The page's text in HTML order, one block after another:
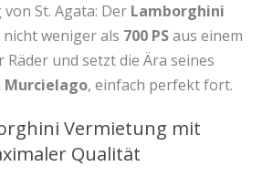
St. Agata: Der Lamborghini
nicht weniger als 700 PSaus einem
und setzt die Ära seines
Murcielago, einfach perfekt fort.
Vermietung mit
Qualität